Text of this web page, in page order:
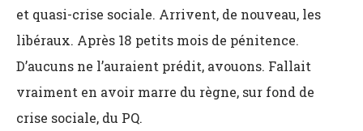
et quasi-crise sociale. Arrivent, de nouveau, les
libéraux. Après 18 petits mois de pénitence.
D’aucuns ne l’auraient prédit, avouons. Fallait
vraiment en avoir marre du règne, sur fond de
crise sociale, du PQ.